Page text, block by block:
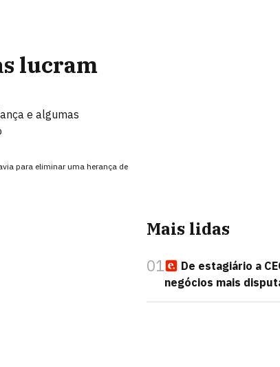
lucram
e algumas
para eliminar uma herança de
Mais lidas
01
De estagiário a
negócios mais